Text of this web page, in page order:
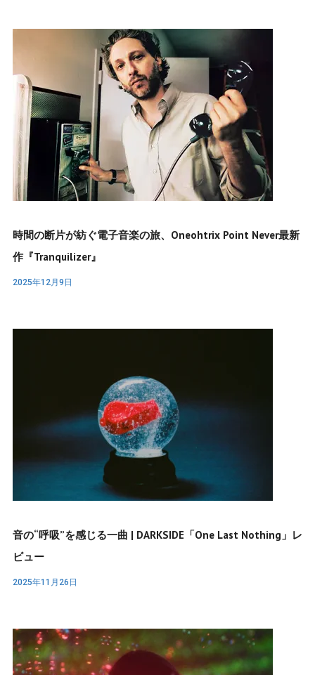
時間の断片が紡ぐ電子音楽の旅、Oneohtrix Point Never最新
作『Tranquilizer』
2025年12月9日
音の“呼吸”を感じる一曲 | DARKSIDE「One Last Nothing」レ
ビュー
2025年11月26日